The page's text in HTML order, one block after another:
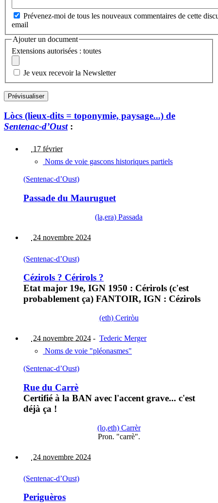
Prévenez-moi de tous les nouveaux commentaires de cette
email
Ajouter un document
Extensions autorisées : toutes
Je veux recevoir la Newsletter
Lòcs (lieux-dits = toponymie, paysage...) de
Sentenac-d’Oust:
17 février
Noms de voie gascons historiques partiels
(Sentenac-d’Oust)
Passade du Mauruguet
(la,era) Passada
24 novembre 2024
(Sentenac-d’Oust)
Cézirols ? Cérirols ?
Etat major 19e, IGN 1950 : Cérirols (c'est
probablement ça) FANTOIR, IGN : Cézirols
(eth) Ceriròu
24 novembre 2024 - Tederic Merger
Noms de voie "pléonasmes"
(Sentenac-d’Oust)
Rue du Carrè
Certifié à la BAN avec l'accent grave... c'est
déjà ça !
(lo,eth) Carrèr
Pron. "carrè".
24 novembre 2024
(Sentenac-d’Oust)
Periguèros